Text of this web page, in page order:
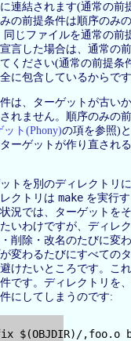
連結されます(通常の前
の前提条件は順序のみ
じファイルを通常の前
言した場合は、通常の
ください(通常の前提条
に包含しているからです
は、ターゲットが古い
れません。順序のみの
ト(Phony)の項を参照)
ーゲットが作り直され
トを別のディレクトリ
クトリは make を実行
況では、ターゲットを
いわけですが、ディレ
削除・改名のたびに変
変わるたびにすべての
けたいところです。こ
です。ディレクトリを
にしてしまうのです:
$(OBJDIR)/,foo.o